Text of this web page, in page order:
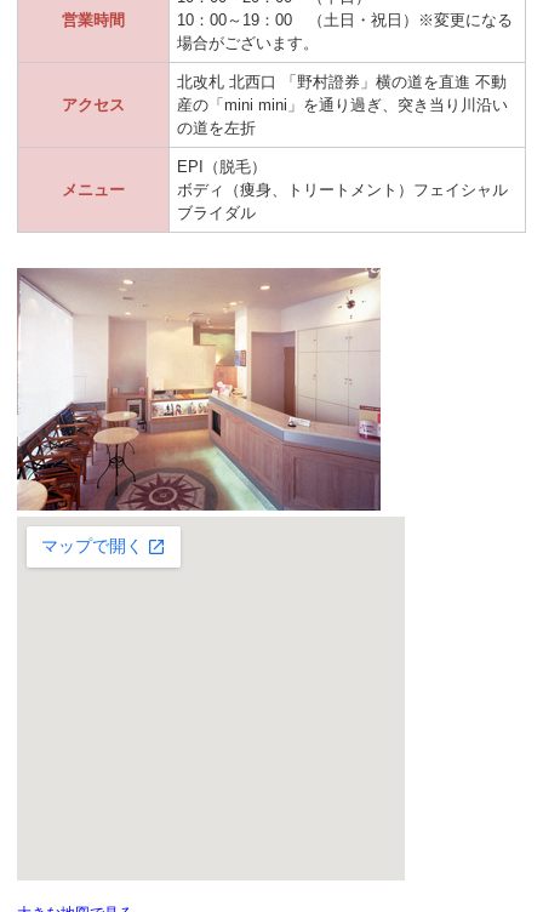
営業時間
10：00～19：00 （土日・祝日）※変更になる
場合がございます。
アクセス
北改札 北西口 「野村證券」横の道を直進 不動
産の「mini mini」を通り過ぎ、突き当り川沿い
の道を左折
メニュー
EPI（脱毛）
ボディ（痩身、トリートメント）フェイシャル
ブライダル